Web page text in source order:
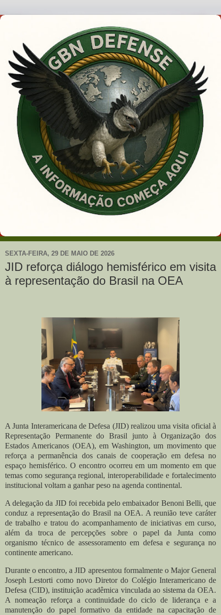
SEXTA-FEIRA, 29 DE MAIO DE 2026
JID reforça diálogo hemisférico em visita
à representação do Brasil na OEA
A Junta Interamericana de Defesa (JID) realizou uma visita oficial à
Representação Permanente do Brasil junto à Organização dos
Estados Americanos (OEA), em Washington, um movimento que
reforça a permanência dos canais de cooperação em defesa no
espaço hemisférico. O encontro ocorreu em um momento em que
temas como segurança regional, interoperabilidade e fortalecimento
institucional voltam a ganhar peso na agenda continental.
A delegação da JID foi recebida pelo embaixador Benoni Belli, que
conduz a representação do Brasil na OEA. A reunião teve caráter
de trabalho e tratou do acompanhamento de iniciativas em curso,
além da troca de percepções sobre o papel da Junta como
organismo técnico de assessoramento em defesa e segurança no
continente americano.
Durante o encontro, a JID apresentou formalmente o Major General
Joseph Lestorti como novo Diretor do Colégio Interamericano de
Defesa (CID), instituição acadêmica vinculada ao sistema da OEA.
A nomeação reforça a continuidade do ciclo de liderança e a
manutenção do papel formativo da entidade na capacitação de